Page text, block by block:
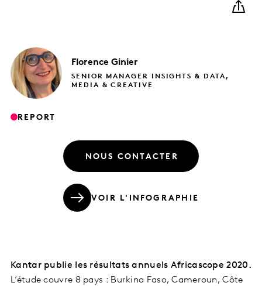
Florence Ginier
SENIOR MANAGER INSIGHTS & DATA,
MEDIA & CREATIVE
REPORT
NOUS CONTACTER
VOIR L'INFOGRAPHIE
Kantar publie les résultats annuels Africascope 2020.
L’étude couvre 8 pays : Burkina Faso, Cameroun, Côte